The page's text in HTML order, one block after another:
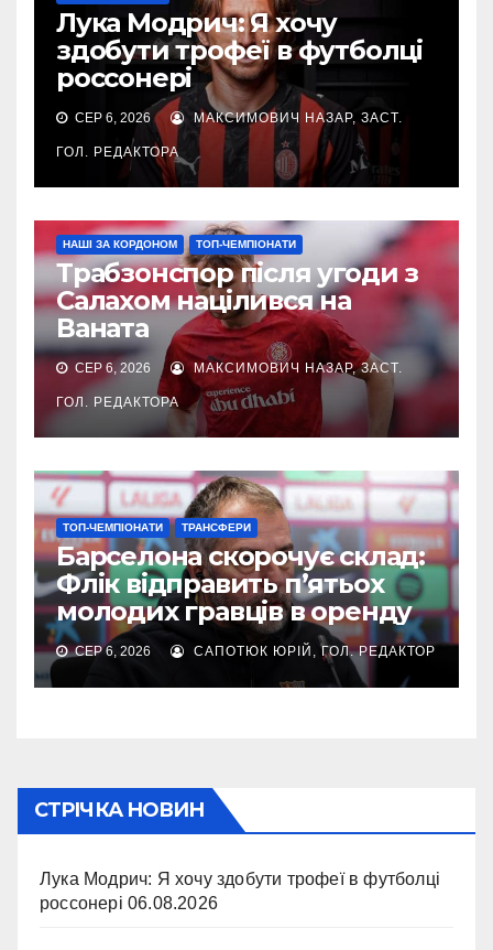
Лука Модрич: Я хочу
здобути трофеї в футболці
россонері
СЕР 6, 2026 МАКСИМОВИЧ НАЗАР, ЗАСТ.
ГОЛ. РЕДАКТОРА
НАШІ ЗА КОРДОНОМ ТОП-ЧЕМПІОНАТИ
Трабзонспор після угоди з
Салахом націлився на
Ваната
СЕР 6, 2026 МАКСИМОВИЧ НАЗАР, ЗАСТ.
ГОЛ. РЕДАКТОРА
ТОП-ЧЕМПІОНАТИ ТРАНСФЕРИ
Барселона скорочує склад:
Флік відправить п’ятьох
молодих гравців в оренду
СЕР 6, 2026 САПОТЮК ЮРІЙ, ГОЛ. РЕДАКТОР
СТРІЧКА НОВИН
Лука Модрич: Я хочу здобути трофеї в футболці
россонері 06.08.2026